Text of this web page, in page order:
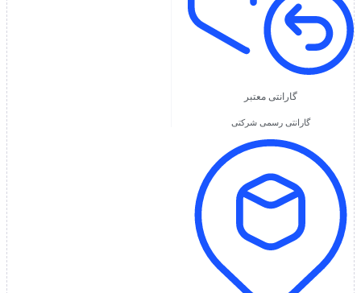
گارانتی معتبر
گارانتی رسمی شرکتی